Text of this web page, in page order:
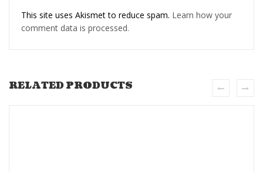
This site uses Akismet to reduce spam. Learn how your
comment data is processed.
RELATED PRODUCTS